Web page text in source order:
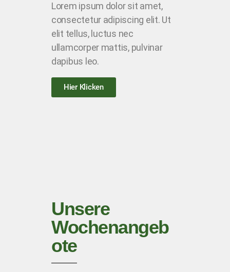
Lorem ipsum dolor sit amet,
consectetur adipiscing elit. Ut
elit tellus, luctus nec
ullamcorper mattis, pulvinar
dapibus leo.
Hier Klicken
Unsere
Wochenangeb
ote